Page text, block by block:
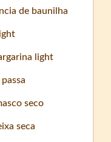
de baunilha
light
seco
seca